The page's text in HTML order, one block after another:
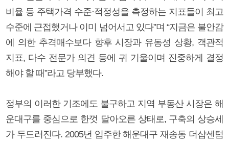
비율 등 주택가격 수준·적정성을 측정하는 지표들이 최고
수준에 근접했거나 이미 넘어서고 있다”며 “지금은 불안감
에 의한 추격매수보다 향후 시장과 유동성 상황, 객관적
지표, 다수 전문가 의견 등에 귀 기울이며 진중하게 결정
해야 할 때”라고 당부했다.
정부의 이러한 기조에도 불구하고 지역 부동산 시장은 해
운대구를 중심으로 한껏 달아오른 상태로, 구축의 상승세
가 두드러진다. 2005년 입주한 해운대구 재송동 더샵센텀